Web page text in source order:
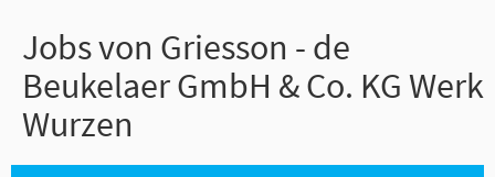
Jobs von Griesson - de
Beukelaer GmbH & Co. KG Werk
Wurzen